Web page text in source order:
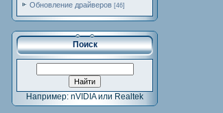
Обновление драйверов [46]
Поиск
Например: nVIDIA или Realtek